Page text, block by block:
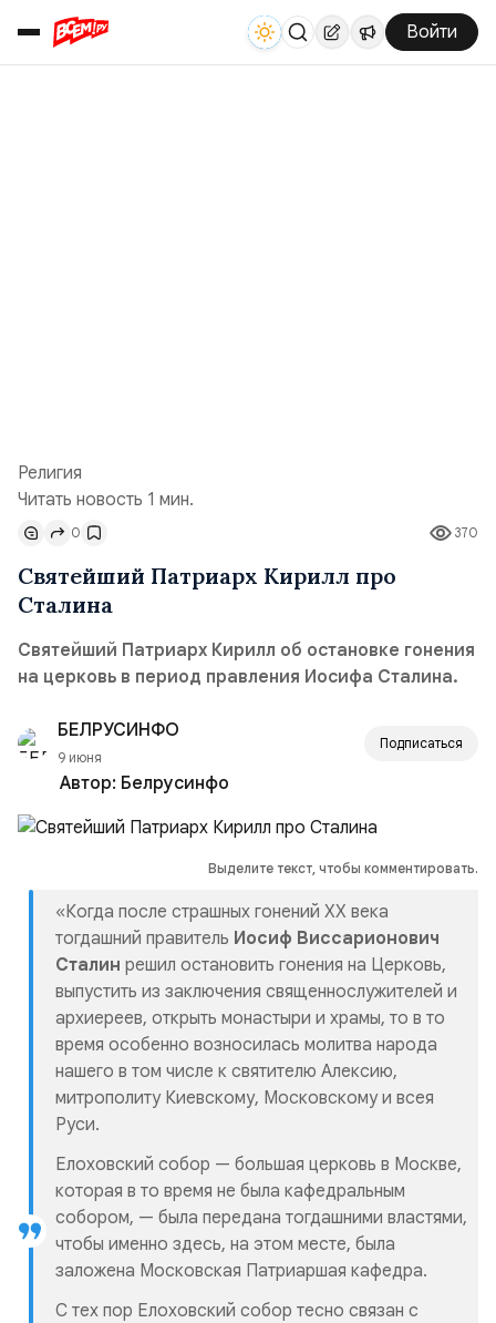
Войти
Религия
Читать новость 1 мин.
370
0
Святейший Патриарх Кирилл про
Сталина
Святейший Патриарх Кирилл об остановке гонения
на церковь в период правления Иосифа Сталина.
БЕЛРУСИНФО
9 июня
Подписаться
Автор: Белрусинфо
Выделите текст, чтобы комментировать.
«Когда после страшных гонений XX века
тогдашний правитель Иосиф Виссарионович
Сталин решил остановить гонения на Церковь,
выпустить из заключения священнослужителей и
архиереев, открыть монастыри и храмы, то в то
время особенно возносилась молитва народа
нашего в том числе к святителю Алексию,
митрополиту Киевскому, Московскому и всея
Руси.
Елоховский собор — большая церковь в Москве,
которая в то время не была кафедральным
собором, — была передана тогдашними властями,
чтобы именно здесь, на этом месте, была
заложена Московская Патриаршая кафедра.
С тех пор Елоховский собор тесно связан с